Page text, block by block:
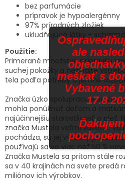
bez parfumácie
prípravok je hypoalergénny
97% prírodných zložiek
ukludňujúce látky -
Použitie:
Primerané množstvo prípravku
suchej pokožky a nechajte
tela podľa potreby a jemne
Značka úzko spolupracuje so
mohla ponúknuť deťom a
najúčinnejšiu starostlivosť o pleť.
značka Mustela veľmi vážená. Vo
pochádza, sú jej výrobky
používajú sa vo viac než 50 %
Značka Mustela sa pritom stále
sa v 40 krajinách na svete predá
miliónov ich výrobkov.
ale
meškať s
Vybavené